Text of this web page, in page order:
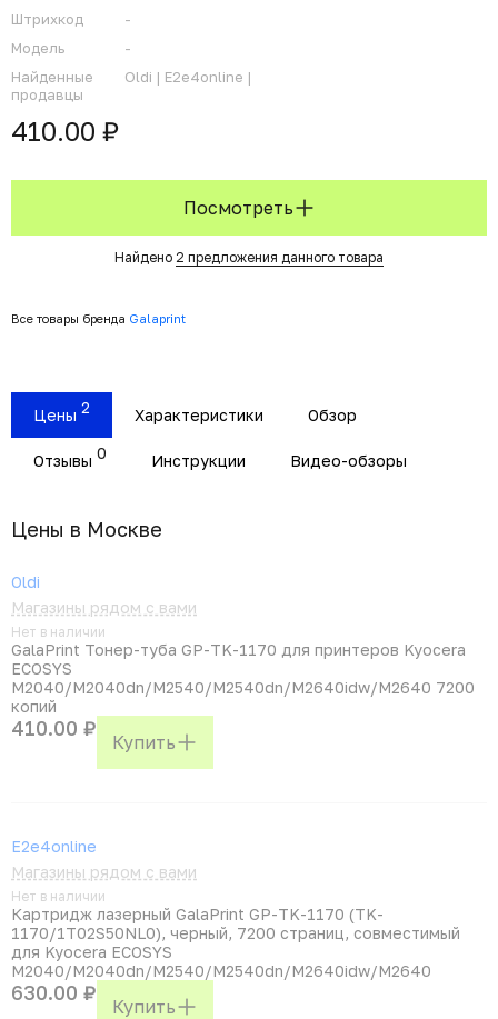
Штрихкод
-
Модель
-
Найденные
продавцы
Oldi | E2e4online |
410.00 ₽
Посмотреть
Найдено 2 предложения данного товара
Все товары бренда Galaprint
Цены 2 Характеристики Обзор
Отзывы 0 Инструкции Видео-обзоры
Цены в Москвe
Oldi
Магазины рядом с вами
Нет в наличии
GalaPrint Тонер-туба GP-TK-1170 для принтеров Kyocera
ECOSYS
M2040/M2040dn/M2540/M2540dn/M2640idw/M2640 7200
копий
410.00 ₽
Купить
E2e4online
Магазины рядом с вами
Нет в наличии
Картридж лазерный GalaPrint GP-TK-1170 (TK-
1170/1T02S50NL0), черный, 7200 страниц, совместимый
для Kyocera ECOSYS
M2040/M2040dn/M2540/M2540dn/M2640idw/M2640
630.00 ₽
Купить